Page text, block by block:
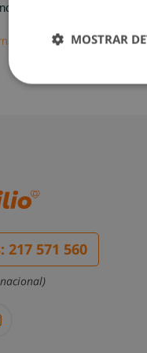
571 560
MOSTRAR